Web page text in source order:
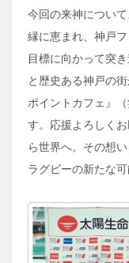
今回の来神につい
縁に恵まれ、神戸
目標に向かって突
と歴史ある神戸の
ポイントカフェ』
す。応援よろしく
ら世界へ。その想
ラグビーの新たな可